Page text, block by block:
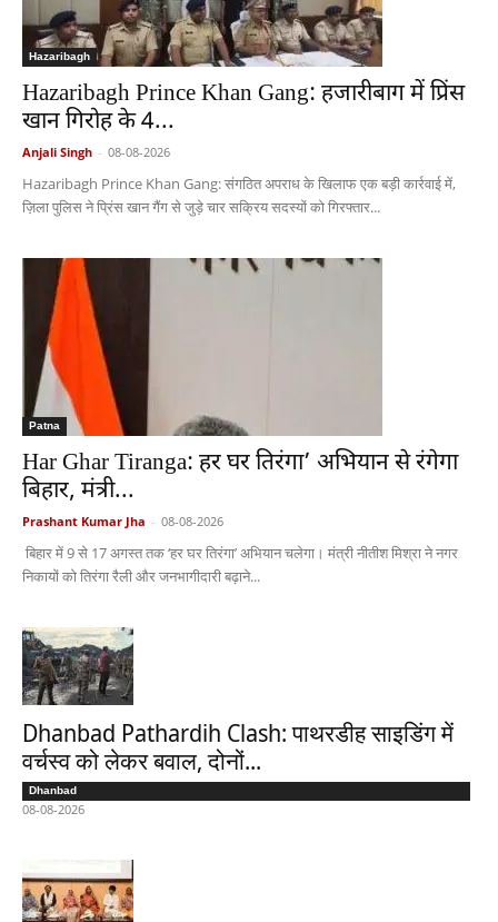
Hazaribagh
Hazaribagh Prince Khan Gang: हजारीबाग में प्रिंस
खान गिरोह के 4...
Anjali Singh - 08-08-2026
Hazaribagh Prince Khan Gang: संगठित अपराध के खिलाफ एक बड़ी कार्रवाई में,
ज़िला पुलिस ने प्रिंस खान गैंग से जुड़े चार सक्रिय सदस्यों को गिरफ्तार...
Patna
Har Ghar Tiranga: हर घर तिरंगा’ अभियान से रंगेगा
बिहार, मंत्री...
Prashant Kumar Jha - 08-08-2026
बिहार में 9 से 17 अगस्त तक ‘हर घर तिरंगा’ अभियान चलेगा। मंत्री नीतीश मिश्रा ने नगर
निकायों को तिरंगा रैली और जनभागीदारी बढ़ाने...
Dhanbad Pathardih Clash: पाथरडीह साइडिंग में
वर्चस्व को लेकर बवाल, दोनों...
Dhanbad
08-08-2026